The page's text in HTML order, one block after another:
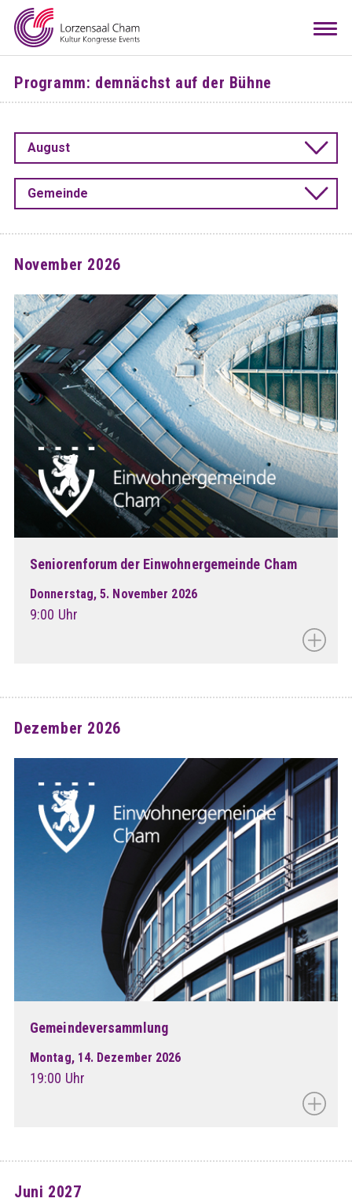
Mieten
Besuchen
Infos
Kontakt Anreise Downloads Raumkonfigurator DE EN
Programm: demnächst auf der Bühne
August
Gemeinde
November 2026
Seniorenforum der Einwohnergemeinde Cham
Donnerstag, 5. November 2026
9:00 Uhr
Dezember 2026
Gemeindeversammlung
Montag, 14. Dezember 2026
19:00 Uhr
Juni 2027